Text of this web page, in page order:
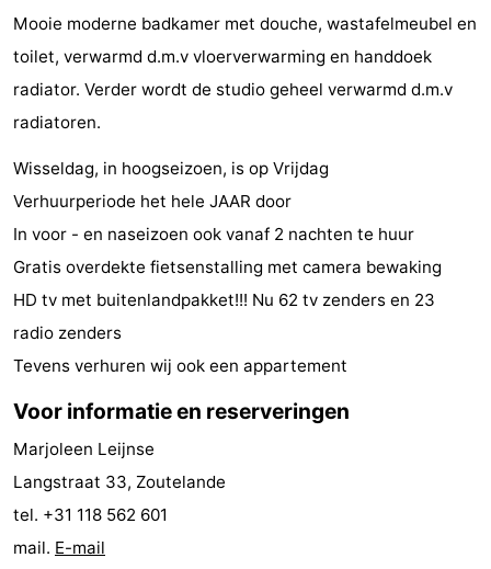
Wandelen
-
Paardrijden
Golfbanen
-
Delta-
paravliegen
Eten
drinken
Ringrijden
Actief
Praktisch
Forum
Route
-
Mooie moderne badkamer met douche, wastafelmeubel en
toilet, verwarmd d.m.v vloerverwarming en handdoek
radiator. Verder wordt de studio geheel verwarmd d.m.v
radiatoren.
Wisseldag, in hoogseizoen, is op Vrijdag
Verhuurperiode het hele JAAR door
In voor - en naseizoen ook vanaf 2 nachten te huur
Gratis overdekte fietsenstalling met camera bewaking
HD tv met buitenlandpakket!!! Nu 62 tv zenders en 23
radio zenders
Tevens verhuren wij ook een appartement
Voor informatie en reserveringen
Marjoleen Leijnse
Langstraat 33, Zoutelande
tel. +31 118 562 601
mail. E-mail